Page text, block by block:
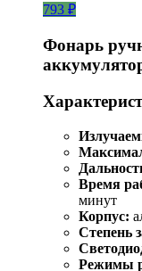
793 ₽
Фонарь
Время
минут
Корпус:
Степень
Режимы